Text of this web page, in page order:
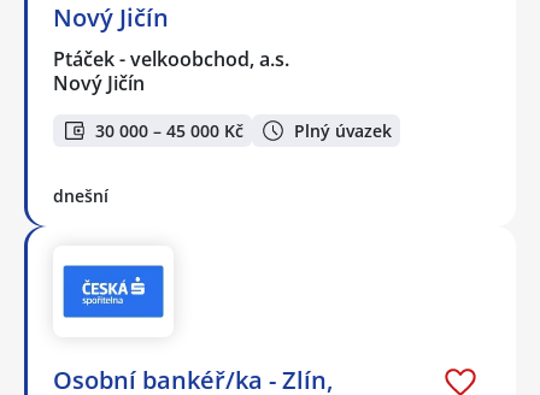
Nový Jičín
Ptáček - velkoobchod, a.s.
Nový Jičín
30 000 – 45 000 Kč Plný úvazek
dnešní
Osobní bankéř/ka - Zlín,